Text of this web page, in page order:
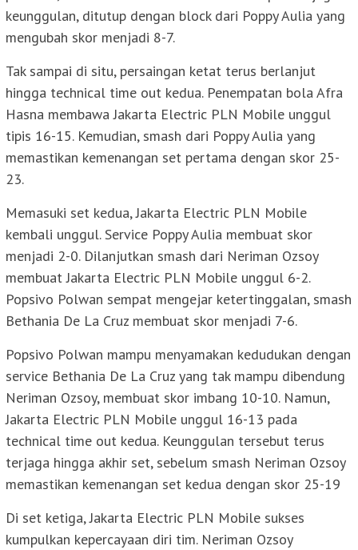
keunggulan, ditutup dengan block dari Poppy Aulia yang
mengubah skor menjadi 8-7.
Tak sampai di situ, persaingan ketat terus berlanjut
hingga technical time out kedua. Penempatan bola Afra
Hasna membawa Jakarta Electric PLN Mobile unggul
tipis 16-15. Kemudian, smash dari Poppy Aulia yang
memastikan kemenangan set pertama dengan skor 25-
23.
Memasuki set kedua, Jakarta Electric PLN Mobile
kembali unggul. Service Poppy Aulia membuat skor
menjadi 2-0. Dilanjutkan smash dari Neriman Ozsoy
membuat Jakarta Electric PLN Mobile unggul 6-2.
Popsivo Polwan sempat mengejar ketertinggalan, smash
Bethania De La Cruz membuat skor menjadi 7-6.
Popsivo Polwan mampu menyamakan kedudukan dengan
service Bethania De La Cruz yang tak mampu dibendung
Neriman Ozsoy, membuat skor imbang 10-10. Namun,
Jakarta Electric PLN Mobile unggul 16-13 pada
technical time out kedua. Keunggulan tersebut terus
terjaga hingga akhir set, sebelum smash Neriman Ozsoy
memastikan kemenangan set kedua dengan skor 25-19
Di set ketiga, Jakarta Electric PLN Mobile sukses
kumpulkan kepercayaan diri tim. Neriman Ozsoy